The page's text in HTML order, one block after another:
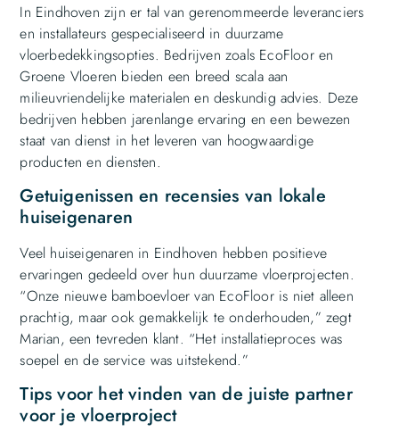
In Eindhoven zijn er tal van gerenommeerde leveranciers
en installateurs gespecialiseerd in duurzame
vloerbedekkingsopties. Bedrijven zoals EcoFloor en
Groene Vloeren bieden een breed scala aan
milieuvriendelijke materialen en deskundig advies. Deze
bedrijven hebben jarenlange ervaring en een bewezen
staat van dienst in het leveren van hoogwaardige
producten en diensten.
Getuigenissen en recensies van lokale
huiseigenaren
Veel huiseigenaren in Eindhoven hebben positieve
ervaringen gedeeld over hun duurzame vloerprojecten.
“Onze nieuwe bamboevloer van EcoFloor is niet alleen
prachtig, maar ook gemakkelijk te onderhouden,” zegt
Marian, een tevreden klant. “Het installatieproces was
soepel en de service was uitstekend.”
Tips voor het vinden van de juiste partner
voor je vloerproject